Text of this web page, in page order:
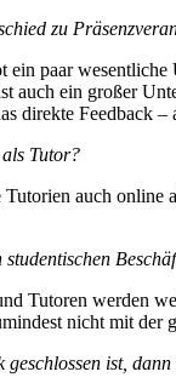
zu
ein paar
auch ein großer
direkte Feedback
Tutor?
Tutorien auch online
studentischen
Tutoren werden
nicht mit der
geschlossen ist,